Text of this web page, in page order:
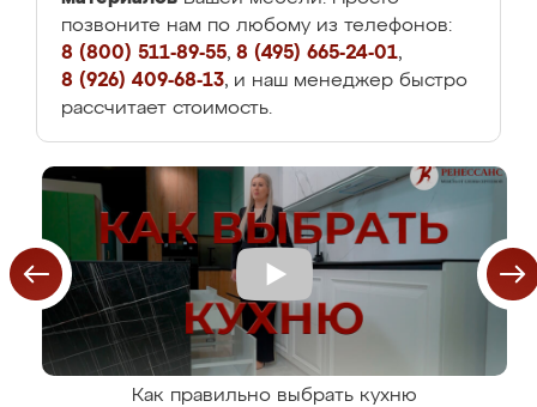
позвоните нам по любому из телефонов:
8 (800) 511-89-55, 8 (495) 665-24-01,
8 (926) 409-68-13, и наш менеджер быстро
рассчитает стоимость.
Как правильно выбрать кухню